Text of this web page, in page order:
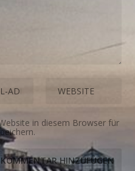
in diesem Browser für